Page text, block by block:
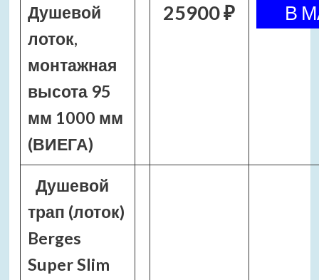
Душевой
лоток,
монтажная
высота 95
мм 1000 мм
(ВИЕГА)
25900 ₽
Душевой
трап (лоток)
Berges
Super Slim